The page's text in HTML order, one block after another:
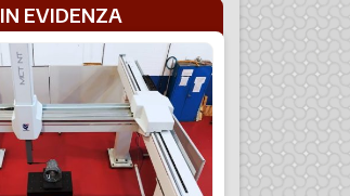
IN EVIDENZA